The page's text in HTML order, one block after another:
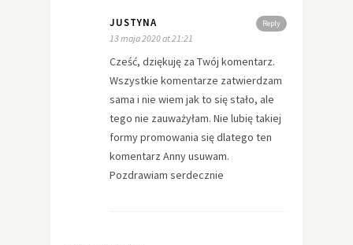
Reply
JUSTYNA
13 maja 2020 at 21:21
Cześć, dziękuję za Twój komentarz.
Wszystkie komentarze zatwierdzam
sama i nie wiem jak to się stało, ale
tego nie zauważyłam. Nie lubię takiej
formy promowania się dlatego ten
komentarz Anny usuwam.
Pozdrawiam serdecznie